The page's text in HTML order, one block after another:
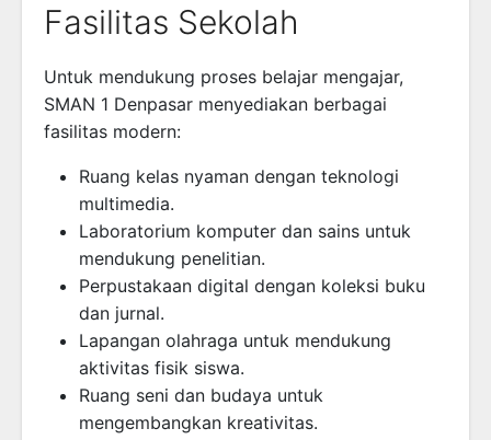
Fasilitas Sekolah
Untuk mendukung proses belajar mengajar,
SMAN 1 Denpasar menyediakan berbagai
fasilitas modern:
Ruang kelas nyaman dengan teknologi
multimedia.
Laboratorium komputer dan sains untuk
mendukung penelitian.
Perpustakaan digital dengan koleksi buku
dan jurnal.
Lapangan olahraga untuk mendukung
aktivitas fisik siswa.
Ruang seni dan budaya untuk
mengembangkan kreativitas.